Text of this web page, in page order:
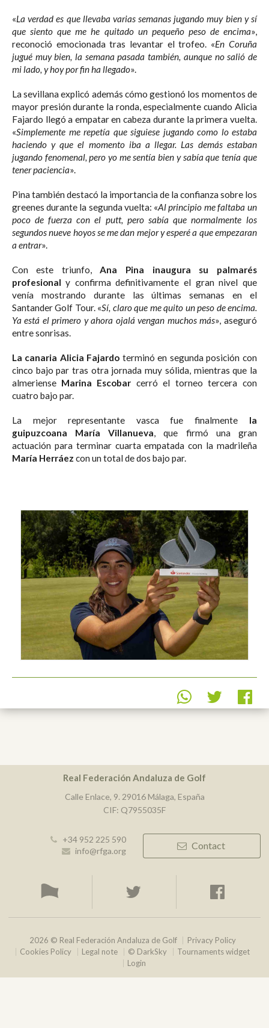
«La verdad es que llevaba varias semanas jugando muy bien y sí
que siento que me he quitado un pequeño peso de encima»,
reconoció emocionada tras levantar el trofeo. «En Coruña
jugué muy bien, la semana pasada también, aunque no salió de
mi lado, y hoy por fin ha llegado».
La sevillana explicó además cómo gestionó los momentos de
mayor presión durante la ronda, especialmente cuando Alicia
Fajardo llegó a empatar en cabeza durante la primera vuelta.
«Simplemente me repetía que siguiese jugando como lo estaba
haciendo y que el momento iba a llegar. Las demás estaban
jugando fenomenal, pero yo me sentía bien y sabía que tenía que
tener paciencia».
Pina también destacó la importancia de la confianza sobre los
greenes durante la segunda vuelta: «Al principio me faltaba un
poco de fuerza con el putt, pero sabía que normalmente los
segundos nueve hoyos se me dan mejor y esperé a que empezaran
a entrar».
Con este triunfo, Ana Pina inaugura su palmarés
profesional y confirma definitivamente el gran nivel que
venía mostrando durante las últimas semanas en el
Santander Golf Tour. «Sí, claro que me quito un peso de encima.
Ya está el primero y ahora ojalá vengan muchos más», aseguró
entre sonrisas.
La canaria Alicia Fajardo terminó en segunda posición con
cinco bajo par tras otra jornada muy sólida, mientras que la
almeriense Marina Escobar cerró el torneo tercera con
cuatro bajo par.
La mejor representante vasca fue finalmente la
guipuzcoana María Villanueva, que firmó una gran
actuación para terminar cuarta empatada con la madrileña
María Herráez con un total de dos bajo par.
Real Federación Andaluza de Golf
Calle Enlace, 9. 29016 Málaga, España
CIF: Q7955035F
+34 952 225 590
info@rfga.org
Contact
2026 © Real Federación Andaluza de Golf
Privacy Policy
Cookies Policy
Legal note © DarkSky
Tournaments widget
Login